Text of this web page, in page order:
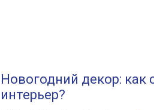
Новогодний декор: как
интерьер?